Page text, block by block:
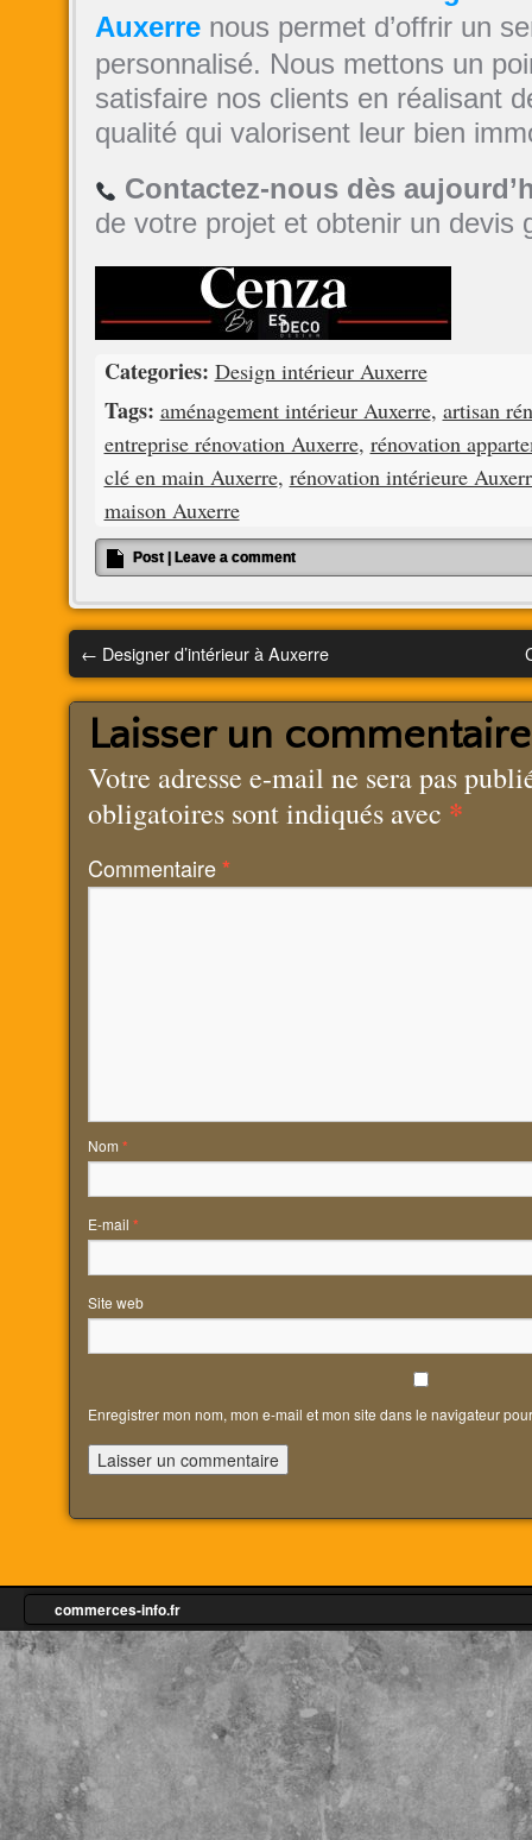
Auxerrenous permet d’offrir un
personnalisé. Nous mettons un
satisfaire nos clients en réalisant
qualité qui valorisent leur bien
Contactez-nous dès
de votre projet et obtenir un devis
Categories: Design intérieur Auxerre
Tags: aménagement intérieur Auxerre, artisan
entreprise rénovation Auxerre, rénovation
clé en main Auxerre, rénovation intérieure
maison Auxerre
Post Leave a comment
← Designer d’intérieur à Auxerre
Laisser un commentaire
Votre adresse e-mail ne sera pas
obligatoires sont indiqués avec *
Commentaire*
Nom *
E-mail *
Site web
Enregistrer mon nom, mon e-mail et mon site dans le navigateur
commerces-info.fr